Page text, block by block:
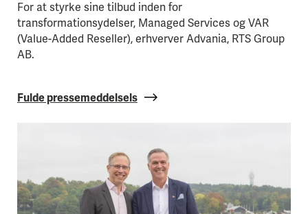
For at styrke sine tilbud inden for
transformationsydelser, Managed Services og VAR
(Value-Added Reseller), erhverver Advania, RTS Group
AB.
Fulde pressemeddelsels